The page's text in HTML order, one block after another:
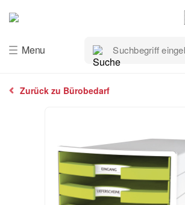
Menu
Suchbegriff
eingeben…
Zurück zu Bürobedarf